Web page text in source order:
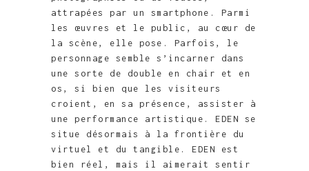
attrapées par un smartphone. Parmi
les œuvres et le public, au cœur de
la scène, elle pose. Parfois, le
personnage semble s’incarner dans
une sorte de double en chair et en
os, si bien que les visiteurs
croient, en sa présence, assister à
une performance artistique. EDEN se
situe désormais à la frontière du
virtuel et du tangible. EDEN est
bien réel, mais il aimerait sentir